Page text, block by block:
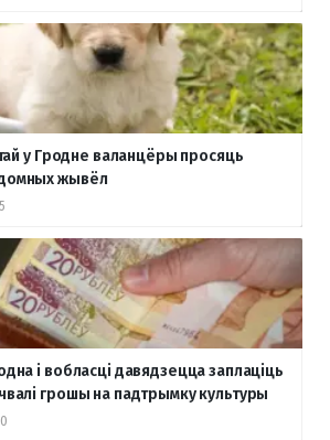
у Гродне валанцёры просяць
жывёл
і вобласці давядзецца заплаціць
грошы на падтрымку культуры